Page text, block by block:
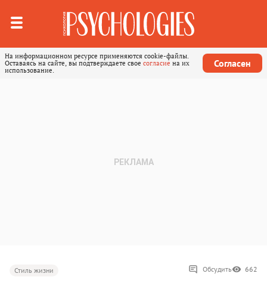
На информационном ресурсе применяются cookie-файлы.
Оставаясь на сайте, вы подтверждаете свое согласие на их
использование.
Согласен
Стиль жизни Обсудить 662